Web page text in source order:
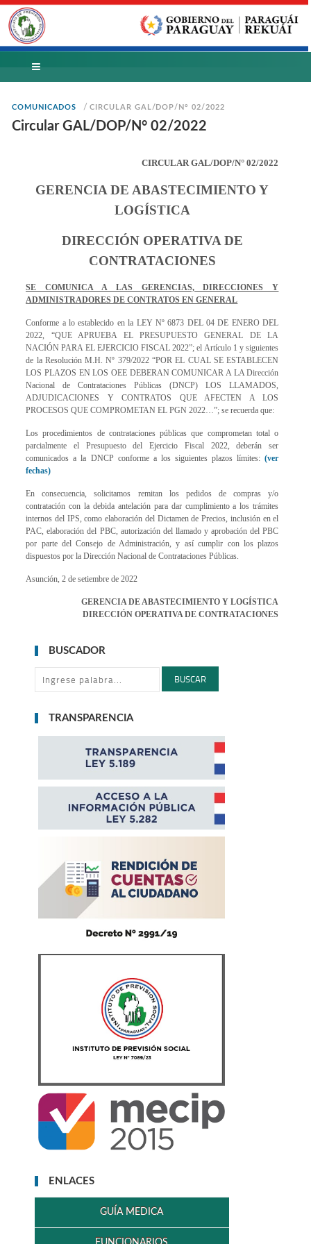
COMUNICADOS /CIRCULAR GAL/DOP/N° 02/2022
Circular GAL/DOP/N° 02/2022
CIRCULAR GAL/DOP/N° 02/2022
GERENCIA DE ABASTECIMIENTO Y
LOGÍSTICA
DIRECCIÓN OPERATIVA DE
CONTRATACIONES
SE COMUNICA A LAS GERENCIAS, DIRECCIONES Y
ADMINISTRADORES DE CONTRATOS EN GENERAL
Conforme a lo establecido en la LEY Nº 6873 DEL 04 DE ENERO DEL
2022, “QUE APRUEBA EL PRESUPUESTO GENERAL DE LA
NACIÓN PARA EL EJERCICIO FISCAL 2022”; el Artículo 1 y siguientes
de la Resolución M.H. Nº 379/2022 “POR EL CUAL SE ESTABLECEN
LOS PLAZOS EN LOS OEE DEBERAN COMUNICAR A LA Dirección
Nacional de Contrataciones Públicas (DNCP) LOS LLAMADOS,
ADJUDICACIONES Y CONTRATOS QUE AFECTEN A LOS
PROCESOS QUE COMPROMETAN EL PGN 2022…”; se recuerda que:
Los procedimientos de contrataciones públicas que comprometan total o
parcialmente el Presupuesto del Ejercicio Fiscal 2022, deberán ser
comunicados a la DNCP conforme a los siguientes plazos límites:(ver
fechas)
En consecuencia, solicitamos remitan los pedidos de compras y/o
contratación con la debida antelación para dar cumplimiento a los trámites
internos del IPS, como elaboración del Dictamen de Precios, inclusión en el
PAC, elaboración del PBC, autorización del llamado y aprobación del PBC
por parte del Consejo de Administración, y así cumplir con los plazos
dispuestos por la Dirección Nacional de Contrataciones Públicas.
Asunción, 2 de setiembre de 2022
GERENCIA DE ABASTECIMIENTO Y LOGÍSTICA
DIRECCIÓN OPERATIVA DE CONTRATACIONES
BUSCADOR
BUSCAR
TRANSPARENCIA
ENLACES
GUÍA MEDICA